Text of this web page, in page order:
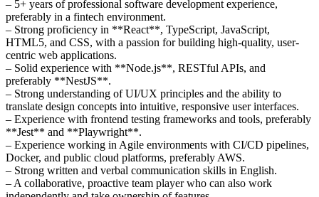
– 5+ years of professional software development experience,
preferably in a fintech environment.
– Strong proficiency in **React**, TypeScript, JavaScript,
HTML5, and CSS, with a passion for building high-quality, user-
centric web applications.
– Solid experience with **Node.js**, RESTful APIs, and
preferably **NestJS**.
– Strong understanding of UI/UX principles and the ability to
translate design concepts into intuitive, responsive user interfaces.
– Experience with frontend testing frameworks and tools, preferably
**Jest** and **Playwright**.
– Experience working in Agile environments with CI/CD pipelines,
Docker, and public cloud platforms, preferably AWS.
– Strong written and verbal communication skills in English.
– A collaborative, proactive team player who can also work